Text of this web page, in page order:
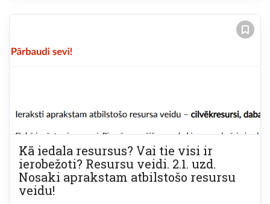
Kā iedala resursus? Vai tie visi ir
ierobežoti? Resursu veidi. 2.1. uzd.
Nosaki aprakstam atbilstošo resursu
veidu!